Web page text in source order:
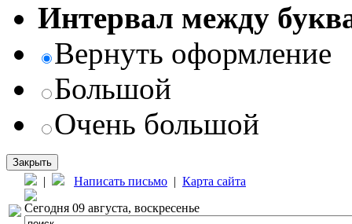
Интервал между
Вернуть оформление
Большой
Очень большой
Закрыть
| Написать письмо | Карта сайта
Сегодня 09 августа, воскресенье